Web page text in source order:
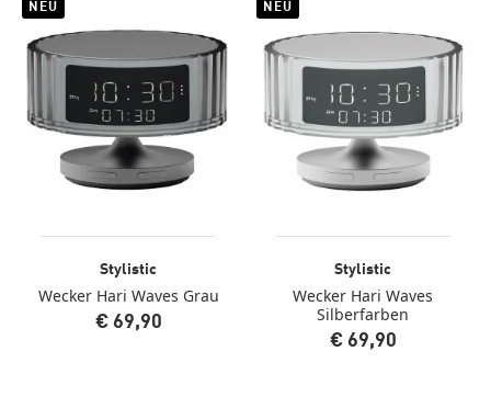
NEU
Stylistic
Wecker Hari Waves Grau
€ 69,90
NEU
Stylistic
Wecker Hari Waves
Silberfarben
€ 69,90